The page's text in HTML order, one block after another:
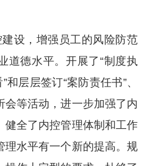
设，增强员工的风险防范
道德水平。开展了“制度执
和层层签订“案防责任书”、
会等活动，进一步加强了内
健全了内控管理体制和工作
理水平有一个新的提高。规